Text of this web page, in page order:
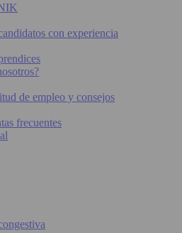
con experiencia
de empleo y consejos
frecuentes